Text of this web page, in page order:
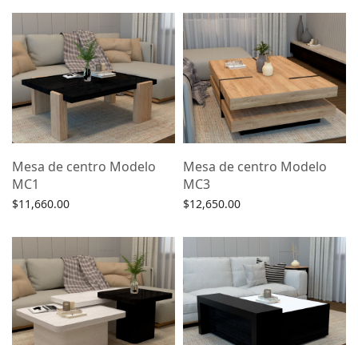
Mesa de centro Modelo
MC1
$11,660.00
Mesa de centro Modelo
MC3
$12,650.00